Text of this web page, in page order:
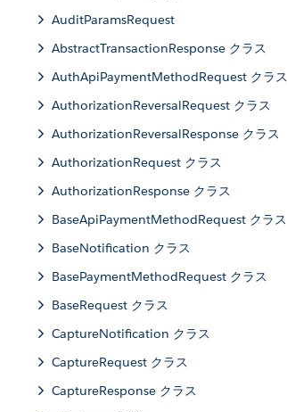
AuditParamsRequest
AbstractTransactionResponse クラス
AuthApiPaymentMethodRequest クラス
AuthorizationReversalRequest クラス
AuthorizationReversalResponse クラス
AuthorizationRequest クラス
AuthorizationResponse クラス
BaseApiPaymentMethodRequest クラス
BaseNotification クラス
BasePaymentMethodRequest クラス
BaseRequest クラス
CaptureNotification クラス
CaptureRequest クラス
CaptureResponse クラス